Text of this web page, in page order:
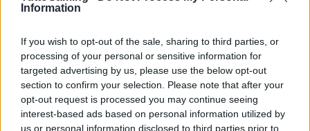
Information
If you wish to opt-out of the sale, sharing to third parties, or
processing of your personal or sensitive information for
targeted advertising by us, please use the below opt-out
section to confirm your selection. Please note that after your
opt-out request is processed you may continue seeing
interest-based ads based on personal information utilized by
us or personal information disclosed to third parties prior to